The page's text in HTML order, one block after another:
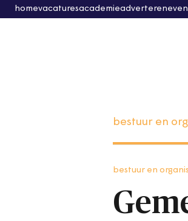
homevacaturesacademieadverteren
bestuur en
bestuur en